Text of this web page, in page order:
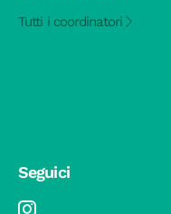
Tutti i coordinatori
Seguici